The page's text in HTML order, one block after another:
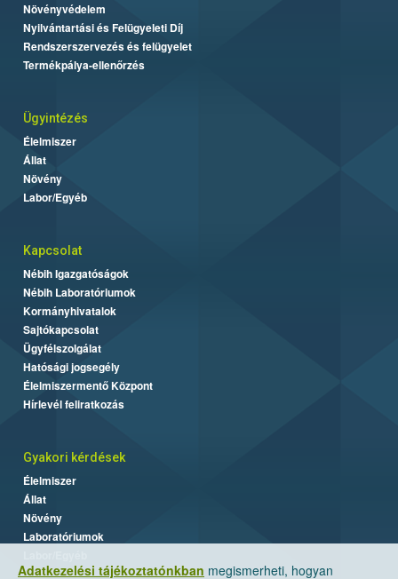
Adatkezelési tájékoztatónkban megismerheti, hogyan
Növényvédelem
Nyilvántartási és Felügyeleti Díj
Rendszerszervezés és felügyelet
Termékpálya-ellenőrzés
Ügyintézés
Élelmiszer
Állat
Növény
Labor/Egyéb
Kapcsolat
Nébih Igazgatóságok
Nébih Laboratóriumok
Kormányhivatalok
Sajtókapcsolat
Ügyfélszolgálat
Hatósági jogsegély
Élelmiszermentő Központ
Hírlevél feliratkozás
Gyakori kérdések
Élelmiszer
Állat
Növény
Laboratóriumok